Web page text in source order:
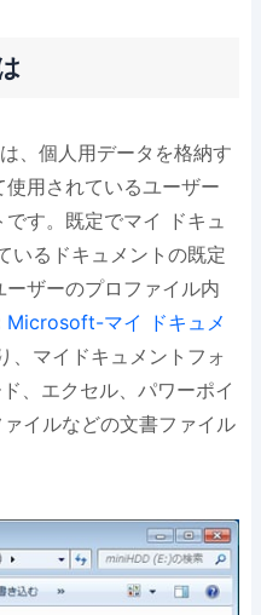
、個人用データを格納す
用されているユーザー
す。既定でマイ ドキュ
いるドキュメントの既定
ザーのプロファイル内
Microsoft-マイ ドキュメ
、マイドキュメントフォ
、エクセル、パワーポイ
イルなどの文書ファイル